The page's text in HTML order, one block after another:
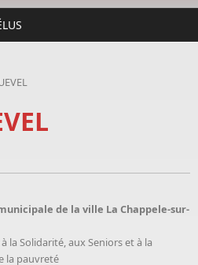
de la ville La Chappele-sur-
la Solidarité, aux Seniors et à la
la pauvreté